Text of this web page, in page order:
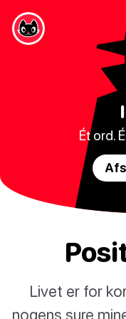
Ét ord.
Livet er for
nogens sure